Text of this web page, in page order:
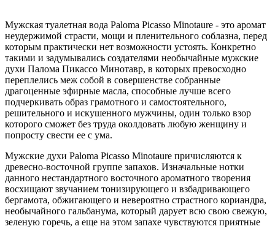
Мужская туалетная вода Paloma Picasso Minotaure - это аромат
неудержимой страсти, мощи и пленительного соблазна, перед
которым практически нет возможности устоять. Конкретно
такими и задумывались создателями необычайные мужские
духи Палома Пикассо Минотавр, в которых превосходно
переплелись меж собой в совершенстве собранные
драгоценные эфирные масла, способные лучше всего
подчеркивать образ грамотного и самостоятельного,
решительного и искушенного мужчины, один только взор
которого сможет без труда околдовать любую женщину и
попросту свести ее с ума.
Мужские духи Paloma Picasso Minotaure причисляются к
древесно-восточной группе запахов. Изначальные нотки
данного нестандартного восточного ароматного творения
восхищают звучанием тонизирующего и взбадривающего
бергамота, обжигающего и невероятно страстного кориандра,
необычайного гальбанума, который дарует всю свою свежую,
зеленую горечь, а еще на этом запахе чувствуются приятные